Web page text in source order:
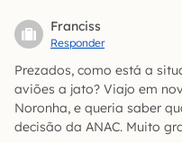
Franciss
Responder
Prezados, como está a
aviões a jato? Viajo em
Noronha, e queria saber
decisão da ANAC. Muito